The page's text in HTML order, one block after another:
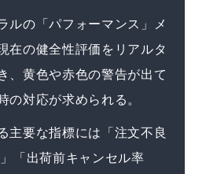
ルの「パフォーマンス」メ
在の健全性評価をリアルタ
、黄色や赤色の警告が出て
の対応が求められる。
主要な指標には「注文不良
「出荷前キャンセル率